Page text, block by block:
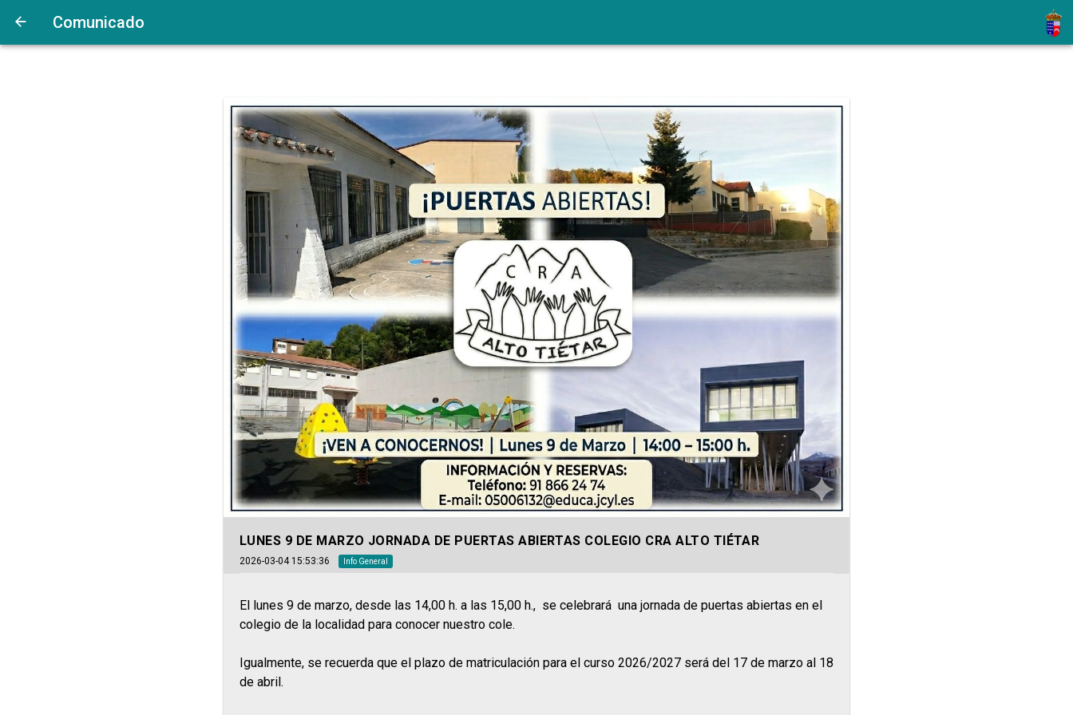
Comunicado
LUNES 9 DE MARZO JORNADA DE PUERTAS ABIERTAS COLEGIO CRA ALTO TIÉTAR
2026-03-04 15:53:36 Info General
El lunes 9 de marzo, desde las 14,00 h. a las 15,00 h., se celebrará una jornada de puertas abiertas en el
colegio de la localidad para conocer nuestro cole.
Igualmente, se recuerda que el plazo de matriculación para el curso 2026/2027 será del 17 de marzo al 18
de abril.